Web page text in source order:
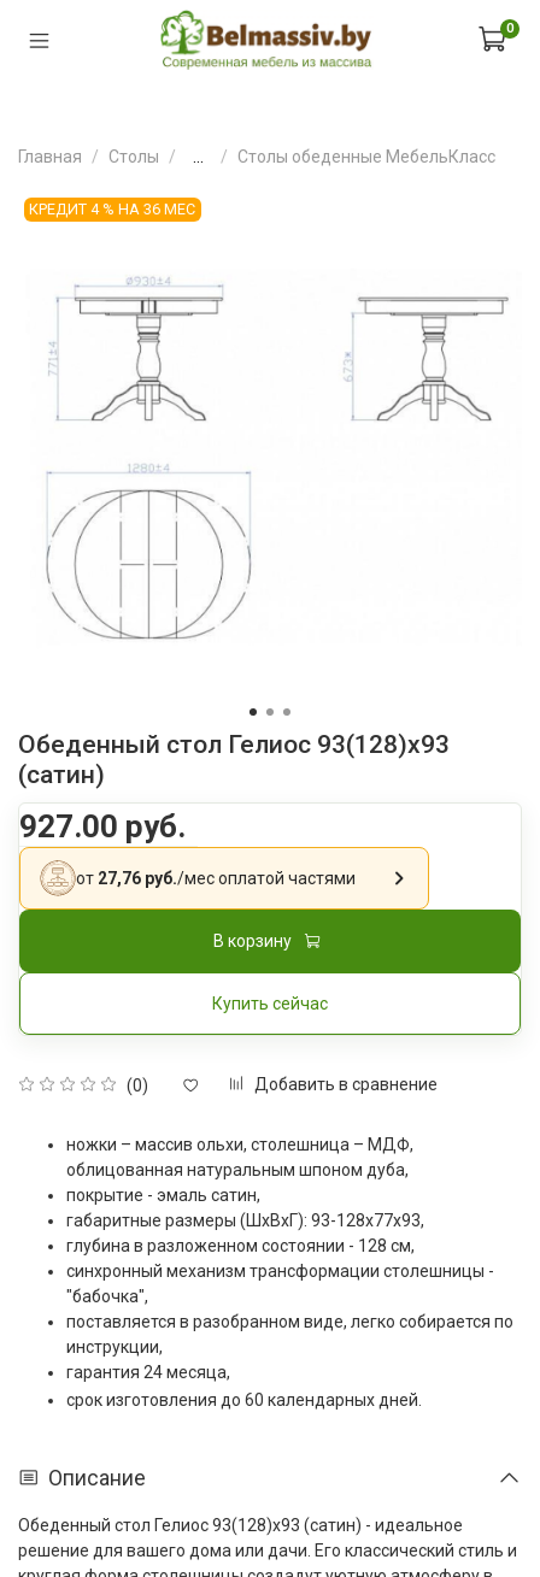
0
Главная Столы Столы обеденные МебельКласс
КРЕДИТ 4 % НА 36 МЕС
Обеденный стол Гелиос 93(128)x93
(сатин)
(0) Добавить в сравнение
927.00 руб.
от 27,76 руб./месоплатой частями
В корзину
Купить сейчас
ножки – массив ольхи, столешница – МДФ,
облицованная натуральным шпоном дуба,
покрытие - эмаль сатин,
габаритные размеры (ШxВxГ): 93-128x77x93,
глубина в разложенном состоянии - 128 см,
синхронный механизм трансформации столешницы -
"бабочка",
поставляется в разобранном виде, легко собирается по
инструкции,
гарантия 24 месяца,
срок изготовления до 60 календарных дней.
Описание
Обеденный стол Гелиос 93(128)x93 (сатин) - идеальное
решение для вашего дома или дачи. Его классический стиль и